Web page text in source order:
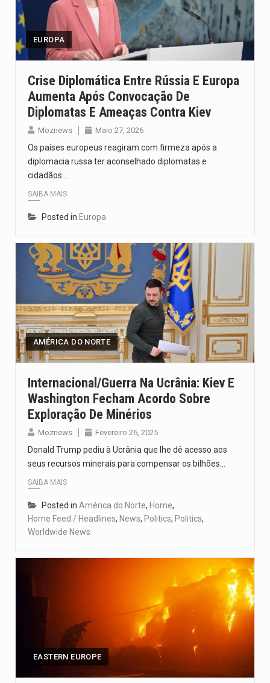
Um dos casos mais graves envolveu a residência de Sam…
A cidade de Bunia, capital da província de Ituri, tornou-se…
EUROPA
Crise Diplomática Entre Rússia E Europa
Aumenta Após Convocação De
Diplomatas E Ameaças Contra Kiev
Moznews Maio 27, 2026
Os países europeus reagiram com firmeza após a
diplomacia russa ter aconselhado diplomatas e
cidadãos…
SAIBA MAIS
Posted in Europa
AMÉRICA DO NORTE
Internacional/Guerra Na Ucrânia: Kiev E
Washington Fecham Acordo Sobre
Exploração De Minérios
Moznews Fevereiro 26, 2025
Donald Trump pediu à Ucrânia que lhe dê acesso aos
seus recursos minerais para compensar os bilhões…
SAIBA MAIS
Posted in América do Norte, Home,
Home Feed / Headlines, News, Politics, Politics,
Worldwide News
EASTERN EUROPE